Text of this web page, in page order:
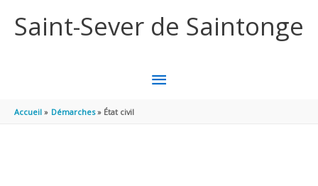
Saint-Sever de Saintonge
MENU
Accueil Démarches État civil